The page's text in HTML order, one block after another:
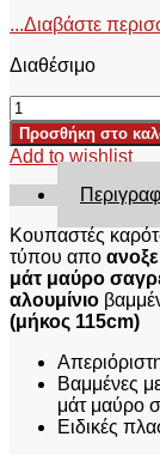
...Διαβάστε
Διαθέσιμο
ΚΟΥΠΑΣΤΕΣ
ΚΑΡΟΤΣΑΣ
KOUP
115
BL
ISUZU
D-
MAX
2007+
ποσότητα
Προσθήκη στο
Add to wishlist
Κουπαστές
τύπου απο
μάτ μαύρο
αλουμίνιο
(μήκος 115cm)
Βαμμένες
μάτ μαύρο
Ειδικές